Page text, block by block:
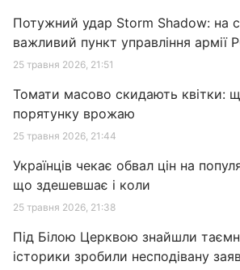
Потужний удар Storm Shadow: на
важливий пункт управління армії
25 травня 2026, 21:51
Томати масово скидають квітки:
порятунку врожаю
25 травня 2026, 21:44
Українців чекає обвал цін на
що здешевшає і коли
25 травня 2026, 21:38
Під Білою Церквою знайшли
історики зробили несподівану